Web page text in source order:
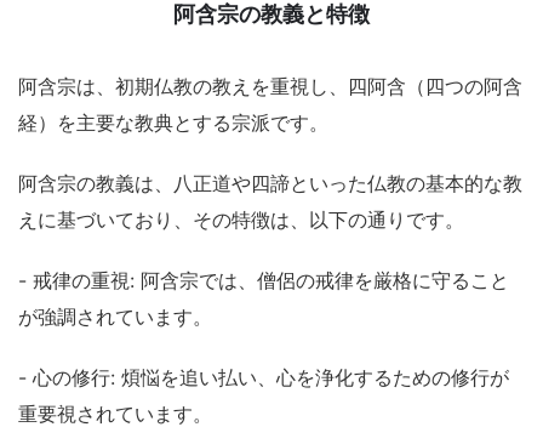
阿含宗の教義と特徴
阿含宗は、初期仏教の教えを重視し、四阿含（四つの阿含
経）を主要な教典とする宗派です。
阿含宗の教義は、八正道や四諦といった仏教の基本的な教
えに基づいており、その特徴は、以下の通りです。
- 戒律の重視: 阿含宗では、僧侶の戒律を厳格に守ること
が強調されています。
- 心の修行: 煩悩を追い払い、心を浄化するための修行が
重要視されています。